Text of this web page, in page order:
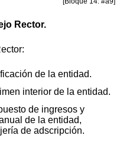
Rector.
de la entidad.
interior de la entidad.
de ingresos y
de la entidad,
de adscripción.